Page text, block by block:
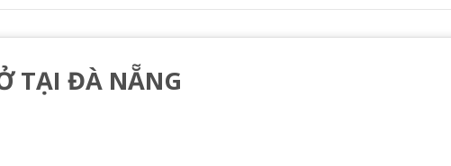
TẠI ĐÀ NẴNG